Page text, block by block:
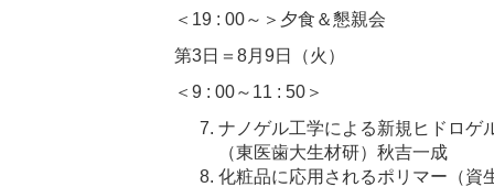
＜19 : 00～＞夕食＆懇親会
第3日＝8月9日（火）
＜9 : 00～11 : 50＞
ナノゲル工学による新規ヒドロゲ
（東医歯大生材研）秋吉一成
化粧品に応用されるポリマー（資